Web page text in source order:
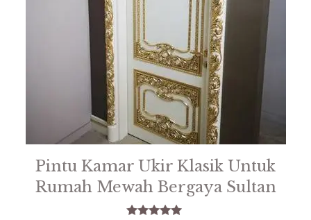
Pintu Kamar Ukir Klasik Untuk
Rumah Mewah Bergaya Sultan